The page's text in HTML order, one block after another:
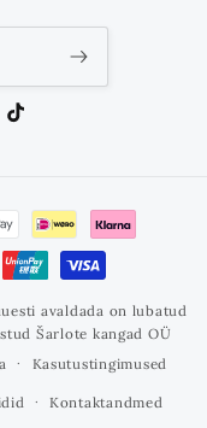
TikTok
avaldada on lubatud
Šarlote kangad OÜ
Kasutustingimused
Kontaktandmed